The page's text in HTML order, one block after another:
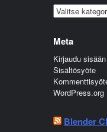
Kategoriat
Meta
Kirjaudu sisään
Sisältösyöte
WordPress.org
Blender